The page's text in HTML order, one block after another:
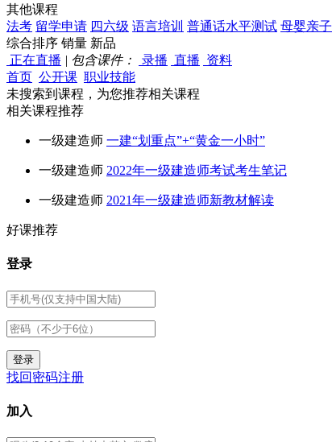
其他课程
法考 留学申请 四六级 语言培训 普通话水平测试 母婴亲子
综合排序 销量 新品
正在直播 | 包含课件： 录播 直播 资料
首页 公开课 职业技能
未搜索到课程，为您推荐相关课程
相关课程推荐
一级建造师 一建“划重点”+“黄金一小时”
一级建造师 2022年一级建造师考试考生笔记
一级建造师 2021年一级建造师新教材解读
好课推荐
登录
找回密码注册
加入